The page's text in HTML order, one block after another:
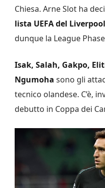
Chiesa. Arne Slot ha
lista UEFA del Liverpool
dunque la League
Isak, Salah, Gakpo,
Ngumoha sono gli
tecnico olandese. C’è,
debutto in Coppa dei